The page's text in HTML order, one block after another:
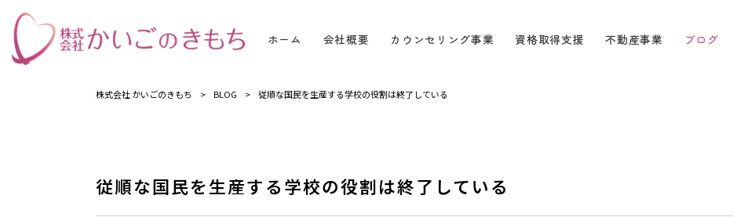
ホーム 会社概要 カウンセリング事業 資格取得支援 不動産事業 ブログ
株式会社 かいごのきもち > BLOG > 従順な国民を生産する学校の役割は終了している
従順な国民を生産する学校の役割は終了している